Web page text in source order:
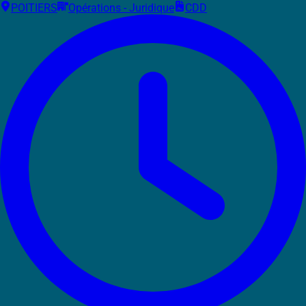
POITIERS
Opérations - Juridique CDD